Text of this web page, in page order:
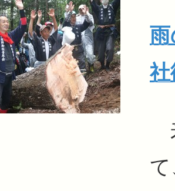
雨
社